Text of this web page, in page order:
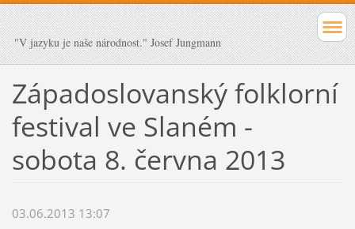
"V jazyku je naše národnost." Josef Jungmann
Západoslovanský folklorní
festival ve Slaném -
sobota 8. června 2013
03.06.2013 13:07